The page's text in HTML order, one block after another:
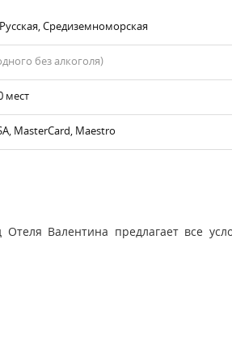
Средиземноморская
без алкоголя)
мест
MasterCard, Maestro
Валентина предлагает все